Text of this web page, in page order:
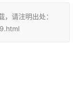
请注明出处：